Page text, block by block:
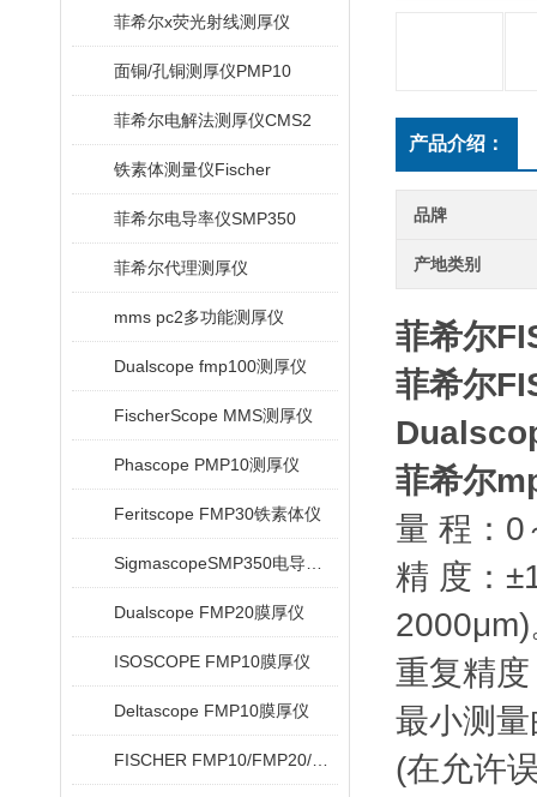
菲希尔x荧光射线测厚仪
面铜/孔铜测厚仪PMP10
菲希尔电解法测厚仪CMS2
铁素体测量仪Fischer
菲希尔电导率仪SMP350
菲希尔代理测厚仪
mms pc2多功能测厚仪
Dualscope fmp100测厚仪
FischerScope MMS测厚仪
Phascope PMP10测厚仪
Feritscope FMP30铁素体仪
Dualscope FMP20膜厚仪
ISOSCOPE FMP10膜厚仪
Deltascope FMP10膜厚仪
产品介绍：
品牌
产地类别
菲希尔
菲希尔
菲希尔
量 程：0
精 度：
2000μm)
重复精
最小测
(在允许